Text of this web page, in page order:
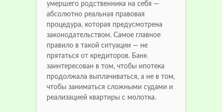
умершего родственника на себя —
абсолютно реальная правовая
процедура, которая предусмотрена
законодательством. Самое главное
правило в такой ситуации — не
прятаться от кредиторов. Банк
заинтересован в том, чтобы ипотека
продолжала выплачиваться, а не в том,
чтобы заниматься сложными судами и
реализацией квартиры с молотка.